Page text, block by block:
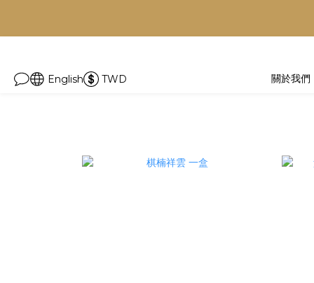
English TWD 關於我們